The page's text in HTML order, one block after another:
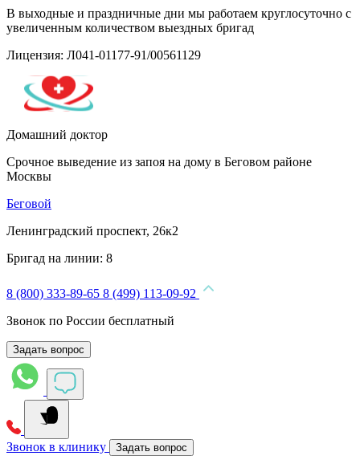
В выходные и праздничные дни мы работаем круглосуточно с
увеличенным количеством выездных бригад
Лицензия: Л041-01177-91/00561129
Домашний доктор
Срочное выведение из запоя на дому в Беговом районе
Москвы
Беговой
Ленинградский проспект, 26к2
Бригад на линии: 8
8 (800) 333-89-65 8 (499) 113-09-92
Звонок по России бесплатный
Задать вопрос
Звонок в клинику Задать вопрос